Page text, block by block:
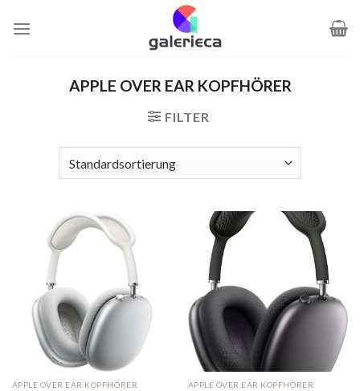
Inhalt
APPLE OVER EAR KOPFHÖRER
FILTER
APPLE OVER EAR KOPFHÖRER APPLE OVER EAR KOPFHÖRER